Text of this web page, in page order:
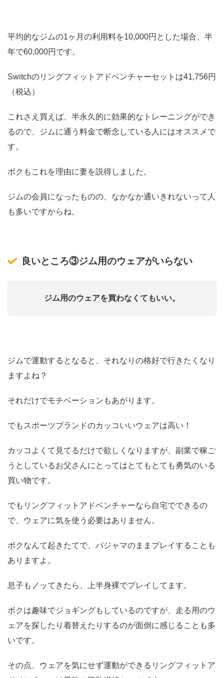
平均的なジムの1ヶ月の利用料を10,000円とした場合、半
年で60,000円です。
Switchのリングフィットアドベンチャーセットは41,756円
（税込）
これさえ買えば、半永久的に効果的なトレーニングができ
るので、ジムに通う料金で断念している人にはオススメで
す。
ボクもこれを理由に妻を説得しました。
ジムの会員になったものの、なかなか通いきれないって人
も多いですからね。
良いところ③ジム用のウェアがいらない
ジム用のウェアを買わなくてもいい。
ジムで運動するとなると、それなりの格好で行きたくなり
ますよね？
それだけでモチベーションもあがります。
でもスポーツブランドのカッコいいウェアは高い！
カッコよくて見てるだけで欲しくなりますが、副業で稼ご
うとしているお父さんにとってはとてもとても勇気のいる
買い物です。
でもリングフィットアドベンチャーなら自宅でできるの
で、ウェアに気を使う必要はありません。
ボクなんて起きたてで、パジャマのままプレイすることも
ありますよ。
息子もノッてきたら、上半身裸でプレイしてます。
ボクは趣味でジョギングもしているのですが、走る用のウ
ェアを探したり着替えたりするのが面倒に感じることも多
いです。
その点、ウェアを気にせず運動ができるリングフィットア